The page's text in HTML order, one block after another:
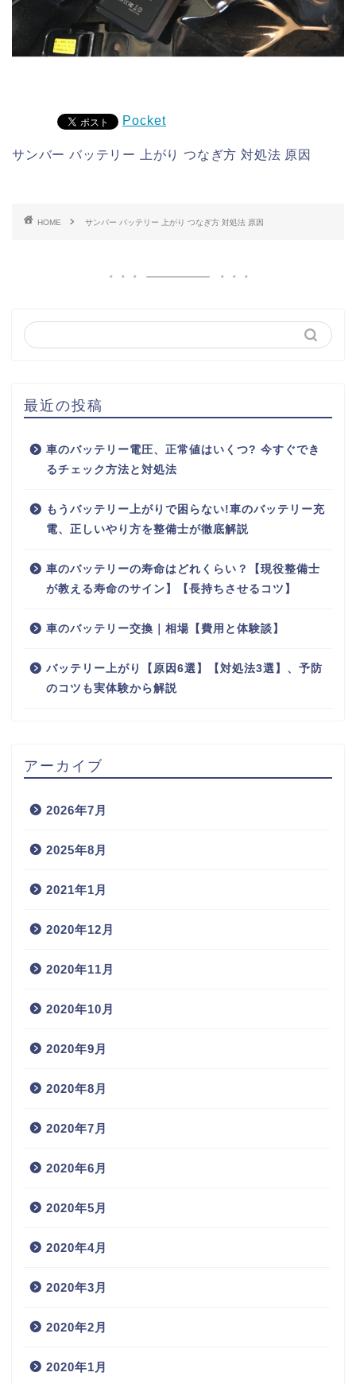
Pocket
サンバー バッテリー 上がり つなぎ方 対処法 原因
HOME サンバー バッテリー 上がり つなぎ方 対処法 原因
最近の投稿
車のバッテリー電圧、正常値はいくつ? 今すぐでき
るチェック方法と対処法
もうバッテリー上がりで困らない!車のバッテリー充
電、正しいやり方を整備士が徹底解説
車のバッテリーの寿命はどれくらい？【現役整備士
が教える寿命のサイン】【長持ちさせるコツ】
車のバッテリー交換｜相場【費用と体験談】
バッテリー上がり【原因6選】【対処法3選】、予防
のコツも実体験から解説
アーカイブ
2026年7月
2025年8月
2021年1月
2020年12月
2020年11月
2020年10月
2020年9月
2020年8月
2020年7月
2020年6月
2020年5月
2020年4月
2020年3月
2020年2月
2020年1月